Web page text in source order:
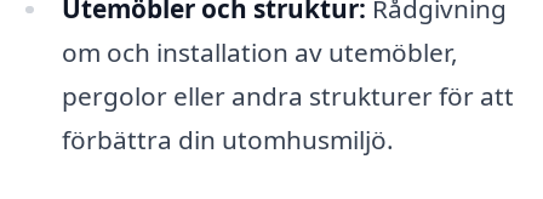
Utemöbler och struktur: Rådgivning
om och installation av utemöbler,
pergolor eller andra strukturer för att
förbättra din utomhusmiljö.